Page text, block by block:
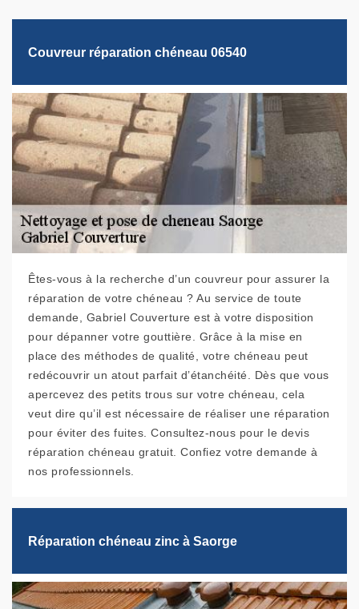
Couvreur réparation chéneau 06540
Êtes-vous à la recherche d’un couvreur pour assurer la
réparation de votre chéneau ? Au service de toute
demande, Gabriel Couverture est à votre disposition
pour dépanner votre gouttière. Grâce à la mise en
place des méthodes de qualité, votre chéneau peut
redécouvrir un atout parfait d’étanchéité. Dès que vous
apercevez des petits trous sur votre chéneau, cela
veut dire qu’il est nécessaire de réaliser une réparation
pour éviter des fuites. Consultez-nous pour le devis
réparation chéneau gratuit. Confiez votre demande à
nos professionnels.
Réparation chéneau zinc à Saorge